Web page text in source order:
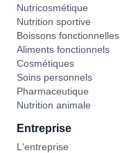
Nutricosmétique
Nutrition sportive
Boissons fonctionnelles
Aliments fonctionnels
Cosmétiques
Soins personnels
Pharmaceutique
Nutrition animale
Entreprise
L'entreprise